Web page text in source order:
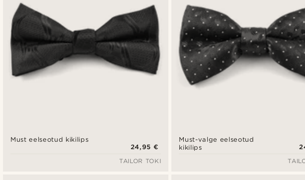
Must eelseotud kikilips
24,95 €
TAILOR TOKI
Must-valge eelseotud
kikilips